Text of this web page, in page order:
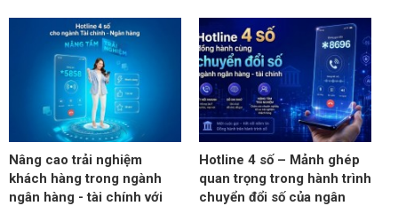
Nâng cao trải nghiệm
khách hàng trong ngành
ngân hàng - tài chính với
Hotline 4 số – Mảnh ghép
quan trọng trong hành trình
chuyển đổi số của ngân